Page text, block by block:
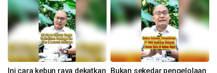
Ini cara kebun raya dekatkan Bukan sekedar pengelolaan